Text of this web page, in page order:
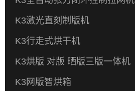
K3激光直刻制版机
K3行走式烘干机
K3烘版 对版 晒版三版一体机
K3网版智烘箱